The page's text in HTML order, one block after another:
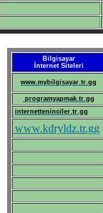
Bilgisayar
İnternet Siteleri
www.mybilgisayar.tr.gg
programyapmak.tr.gg
internetteninciler.tr.gg
www.kdryldz.tr.gg